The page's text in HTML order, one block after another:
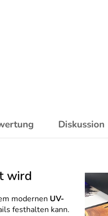
Diskussion
wird
modernen UV-
festhalten kann.